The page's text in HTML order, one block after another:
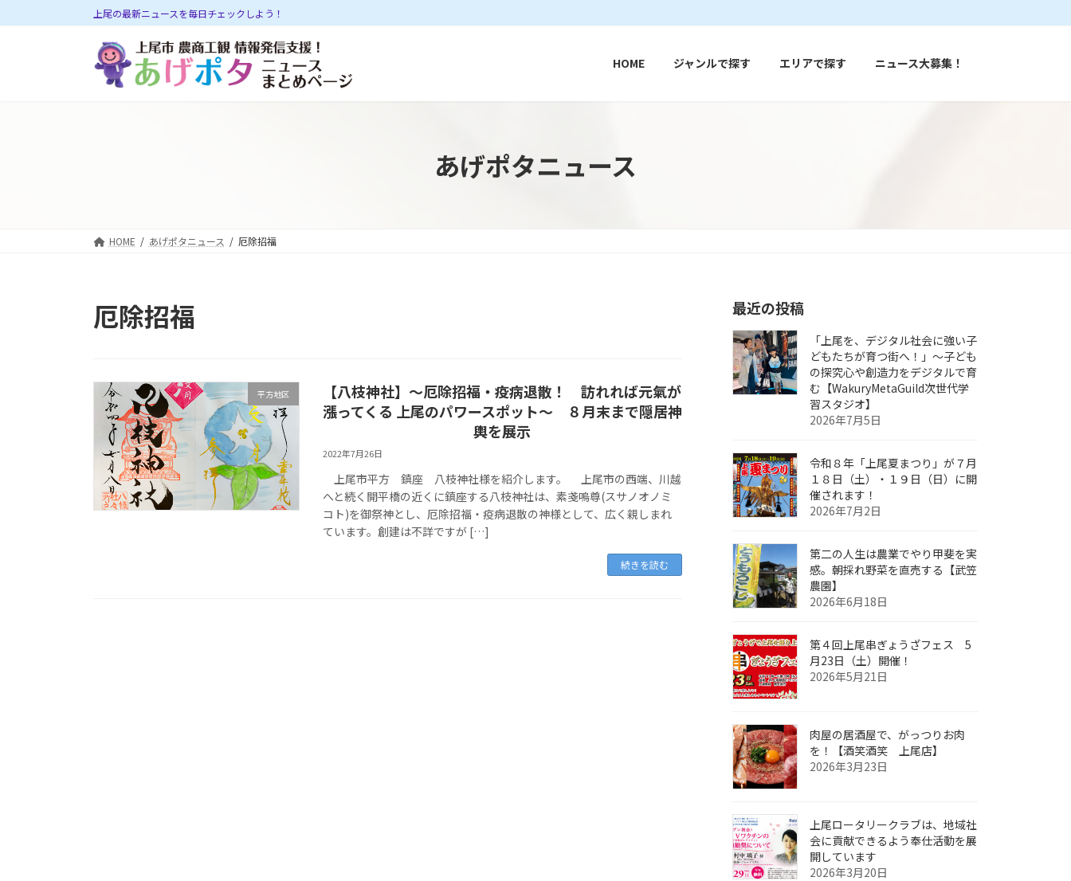
ン
ビ
上尾の最新ニュースを毎日チェックしよう！
HOME ジャンルで探す エリアで探す ニュース大募集！
あげポタニュース
HOME あげポタニュース 厄除招福
厄除招福
平方地区
【八枝神社】～厄除招福・疫病退散！ 訪れれば元氣が
漲ってくる 上尾のパワースポット～ ８月末まで隠居神
輿を展示
2022年7月26日
上尾市平方 鎮座 八枝神社様を紹介します。 上尾市の西端、川越
へと続く開平橋の近くに鎮座する八枝神社は、素戔嗚尊(スサノオノミ
コト)を御祭神とし、厄除招福・疫病退散の神様として、広く親しまれ
ています。創建は不詳ですが […]
続きを読む
最近の投稿
「上尾を、デジタル社会に強い子
どもたちが育つ街へ！」〜子ども
の探究心や創造力をデジタルで育
む【WakuryMetaGuild次世代学
習スタジオ】
2026年7月5日
令和８年「上尾夏まつり」が７月
１８日（土）・１９日（日）に開
催されます！
2026年7月2日
第二の人生は農業でやり甲斐を実
感。朝採れ野菜を直売する【武笠
農園】
2026年6月18日
第４回上尾串ぎょうざフェス 5
月23日（土）開催！
2026年5月21日
肉屋の居酒屋で、がっつりお肉
を！【酒笑酒笑 上尾店】
2026年3月23日
上尾ロータリークラブは、地域社
会に貢献できるよう奉仕活動を展
開しています
2026年3月20日